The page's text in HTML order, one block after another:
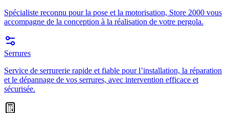
Spécialiste reconnu pour la pose et la motorisation, Store 2000 vous
accompagne de la conception à la réalisation de votre pergola.
Serrures
Service de serrurerie rapide et fiable pour l’installation, la réparation
et le dépannage de vos serrures, avec intervention efficace et
sécurisée.